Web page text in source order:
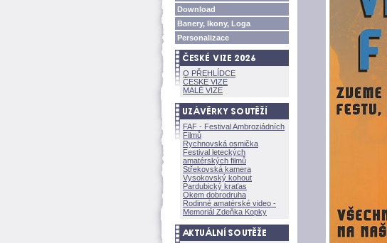
Download
Banery, Ikony, Loga
Personalizace
O PŘEHLÍDCE
ČESKÉ VIZE
MALÉ VIZE
FAF - Festival Ambroziádních
Filmů
Rychnovská osmička
Festival leteckých
amatérských filmů
Střekovská kamera
Vysokovský kohout
Pardubický kraťas
Okem dobrodruha
Rodinné amatérské video -
Memoriál Zdeňka Kopky